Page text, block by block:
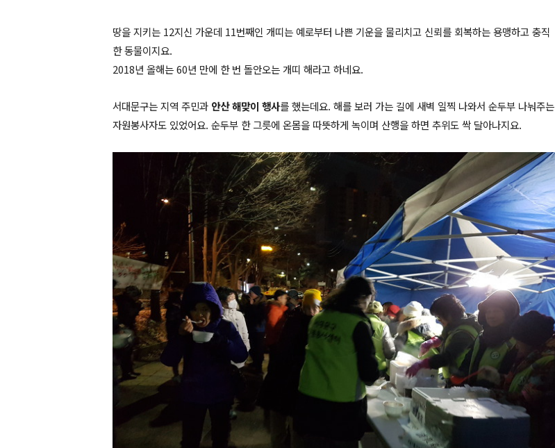
땅을 지키는 12지신 가운데 11번째인 개띠는 예로부터 나쁜 기운을 물리치고 신뢰를 회복하는 용맹하고 충직
한 동물이지요.
2018년 올해는 60년 만에 한 번 돌안오는 개띠 해라고 하네요.
서대문구는 지역 주민과 안산 해맞이 행사를 했는데요. 해를 보러 가는 길에 새벽 일찍 나와서 순두부 나눠주는
자원봉사자도 있었어요. 순두부 한 그릇에 온몸을 따뜻하게 녹이며 산행을 하면 추위도 싹 달아나지요.